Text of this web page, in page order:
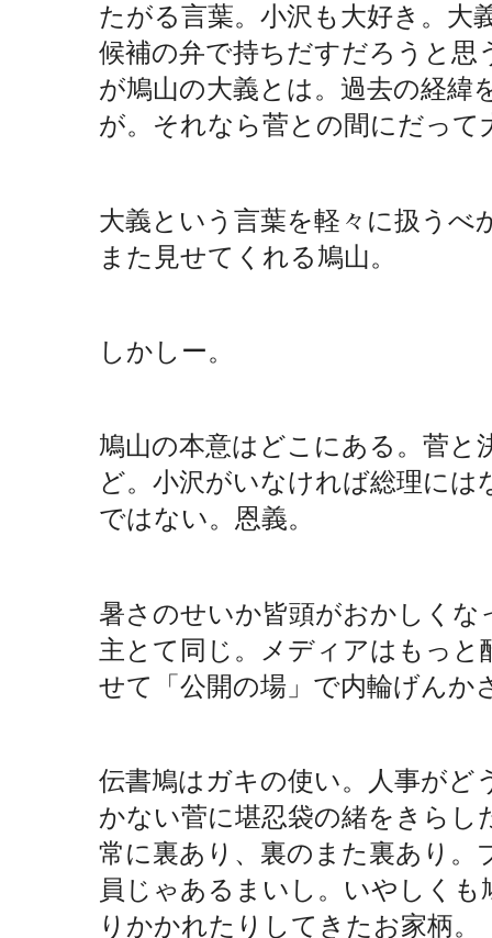
たがる言葉。小沢も大好き。大
候補の弁で持ちだすだろうと思
が鳩山の大義とは。過去の経緯
が。それなら菅との間にだっ
大義という言葉を軽々に扱うべ
また見せてくれる鳩山。
しかしー。
鳩山の本意はどこにある。菅と
ど。小沢がいなければ総理に
ではない。恩義。
暑さのせいか皆頭がおかしく
主とて同じ。メディアはもっと
せて「公開の場」で内輪げんか
伝書鳩はガキの使い。人事がど
かない菅に堪忍袋の緒をきらし
常に裏あり、裏のまた裏あり。
員じゃあるまいし。いやしく
りかかれたりしてきたお家柄。